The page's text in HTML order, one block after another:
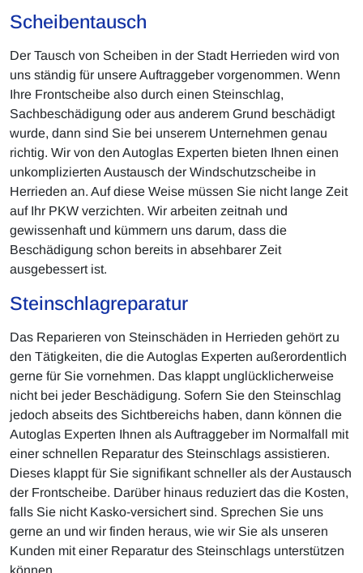
Scheibentausch
Der Tausch von Scheiben in der Stadt Herrieden wird von
uns ständig für unsere Auftraggeber vorgenommen. Wenn
Ihre Frontscheibe also durch einen Steinschlag,
Sachbeschädigung oder aus anderem Grund beschädigt
wurde, dann sind Sie bei unserem Unternehmen genau
richtig. Wir von den Autoglas Experten bieten Ihnen einen
unkomplizierten Austausch der Windschutzscheibe in
Herrieden an. Auf diese Weise müssen Sie nicht lange Zeit
auf Ihr PKW verzichten. Wir arbeiten zeitnah und
gewissenhaft und kümmern uns darum, dass die
Beschädigung schon bereits in absehbarer Zeit
ausgebessert ist.
Steinschlagreparatur
Das Reparieren von Steinschäden in Herrieden gehört zu
den Tätigkeiten, die die Autoglas Experten außerordentlich
gerne für Sie vornehmen. Das klappt unglücklicherweise
nicht bei jeder Beschädigung. Sofern Sie den Steinschlag
jedoch abseits des Sichtbereichs haben, dann können die
Autoglas Experten Ihnen als Auftraggeber im Normalfall mit
einer schnellen Reparatur des Steinschlags assistieren.
Dieses klappt für Sie signifikant schneller als der Austausch
der Frontscheibe. Darüber hinaus reduziert das die Kosten,
falls Sie nicht Kasko-versichert sind. Sprechen Sie uns
gerne an und wir finden heraus, wie wir Sie als unseren
Kunden mit einer Reparatur des Steinschlags unterstützen
können.